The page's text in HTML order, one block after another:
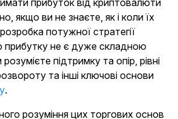
прибуток від криптовалюти
якщо ви не знаєте, як і коли їх
потужної стратегії
прибутку не є дуже складною
підтримку та опір, рівні
та інші ключові основи
.
розуміння цих торгових основ